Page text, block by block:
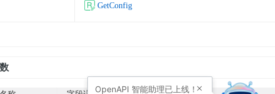
GetConfig
OpenAPI 智能助理已上线！